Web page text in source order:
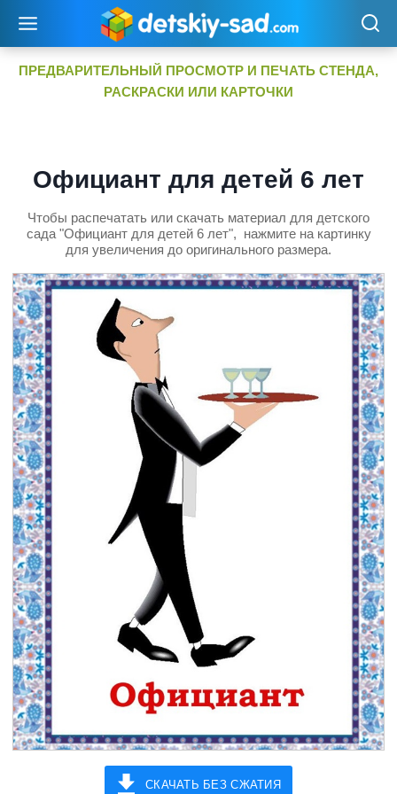
содержимому
ПРЕДВАРИТЕЛЬНЫЙ ПРОСМОТР И ПЕЧАТЬ СТЕНДА,
РАСКРАСКИ ИЛИ КАРТОЧКИ
Официант для детей 6 лет
Чтобы распечатать или скачать материал для детского
сада "Официант для детей 6 лет", нажмите на картинку
для увеличения до оригинального размера.
СКАЧАТЬ БЕЗ СЖАТИЯ